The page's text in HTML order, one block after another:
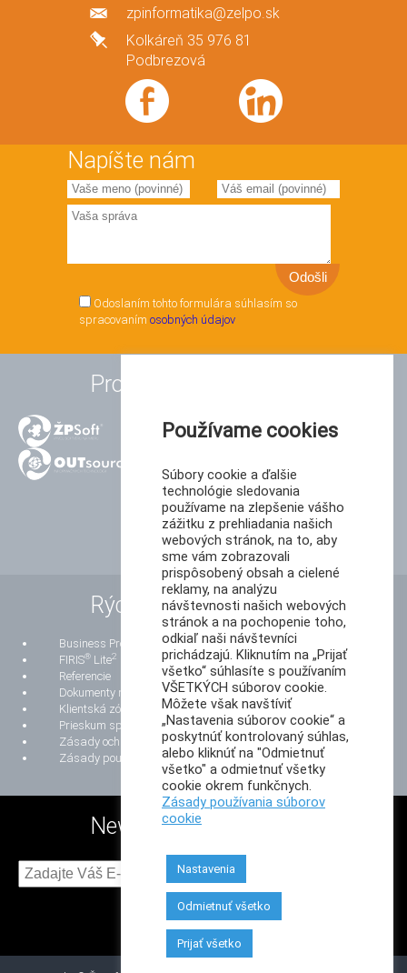
zpinformatika@zelpo.sk
Kolkáreň 35 976 81
Podbrezová
Napíšte nám
Odoslaním tohto formulára súhlasím so
spracovaním osobných údajov
Produkty a služby
Rýchle odkazy
Business Process Reengineering
FIRIS® Lite2
Referencie
Dokumenty na stiahnutie
Klientská zóna
Prieskum spokojnosti zákazníkov
Zásady ochrany osobných údajov
Zásady používania súborov cookie
Newsletter
formulára súhlasím so
spracovaním
údajov
Používame cookies
Súbory cookie a ďalšie
technológie sledovania
používame na zlepšenie vášho
zážitku z prehliadania našich
webových stránok, na to, aby
sme vám zobrazovali
prispôsobený obsah a cielené
reklamy, na analýzu
návštevnosti našich webových
stránok a na pochopenie toho,
odkiaľ naši návštevníci
prichádzajú. Kliknutím na „Prijať
všetko“ súhlasíte s používaním
VŠETKÝCH súborov cookie.
Môžete však navštíviť
„Nastavenia súborov cookie“ a
poskytnúť kontrolovaný súhlas,
alebo kliknúť na "Odmietnuť
všetko" a odmietnuť všetky
cookie okrem funkčnych.
Zásady používania súborov
cookie
Nastavenia
Odmietnuť všetko
Prijať všetko